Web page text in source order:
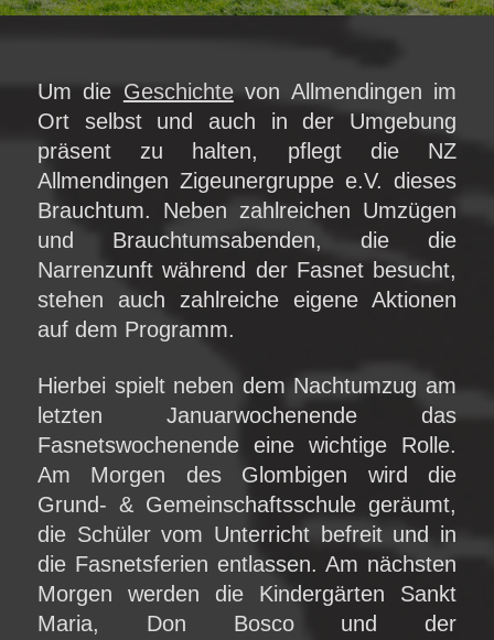
Um die Geschichtevon Allmendingen im
Ort selbst und auch in der Umgebung
präsent zu halten, pflegt die NZ
Allmendingen Zigeunergruppe e.V. dieses
Brauchtum. Neben zahlreichen Umzügen
und Brauchtumsabenden, die die
Narrenzunft während der Fasnet besucht,
stehen auch zahlreiche eigene Aktionen
auf dem Programm.
Hierbei spielt neben dem Nachtumzug am
letzten Januarwochenende das
Fasnetswochenende eine wichtige Rolle.
Am Morgen des Glombigen wird die
Grund- & Gemeinschaftsschule geräumt,
die Schüler vom Unterricht befreit und in
die Fasnetsferien entlassen. Am nächsten
Morgen werden die Kindergärten Sankt
Maria, Don Bosco und der